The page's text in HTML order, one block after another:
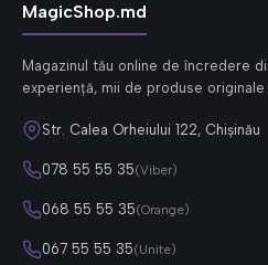
MagicShop.md
Magazinul tău online de încredere
experiență, mii de produse
Str. Calea Orheiului 122, Chișinău
078 55 55 35(Viber)
068 55 55 35(Orange)
067 55 55 35(Unite)